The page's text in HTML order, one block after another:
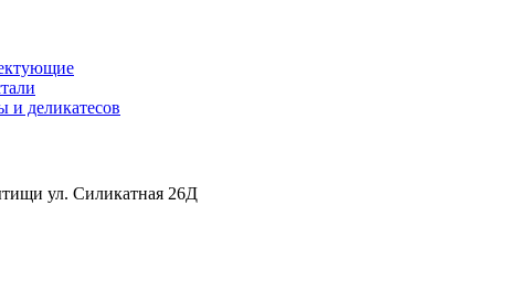
и деликатесов
ул. Силикатная 26Д